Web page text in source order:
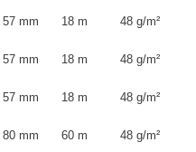
57 mm 18 m 48 g/m²
57 mm 18 m 48 g/m²
57 mm 18 m 48 g/m²
80 mm 60 m 48 g/m²